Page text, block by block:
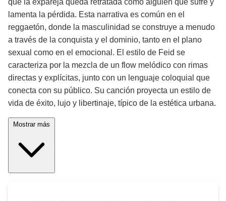
que la expareja queda retratada como alguien que sufre y
lamenta la pérdida. Esta narrativa es común en el
reggaetón, donde la masculinidad se construye a menudo
a través de la conquista y el dominio, tanto en el plano
sexual como en el emocional. El estilo de Feid se
caracteriza por la mezcla de un flow melódico con rimas
directas y explícitas, junto con un lenguaje coloquial que
conecta con su público. Su canción proyecta un estilo de
vida de éxito, lujo y libertinaje, típico de la estética urbana.